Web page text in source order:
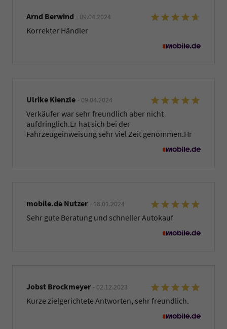
Arnd Berwind- 09.04.2024
Korrekter Händler
Ulrike Kienzle- 09.04.2024
Verkäufer war sehr freundlich aber nicht
aufdringlich.Er hat sich bei der
Fahrzeugeinweisung sehr viel Zeit genommen.Hr
mobile.de Nutzer- 18.01.2024
Sehr gute Beratung und schneller Autokauf
Jobst Brockmeyer- 02.12.2023
Kurze zielgerichtete Antworten, sehr freundlich.